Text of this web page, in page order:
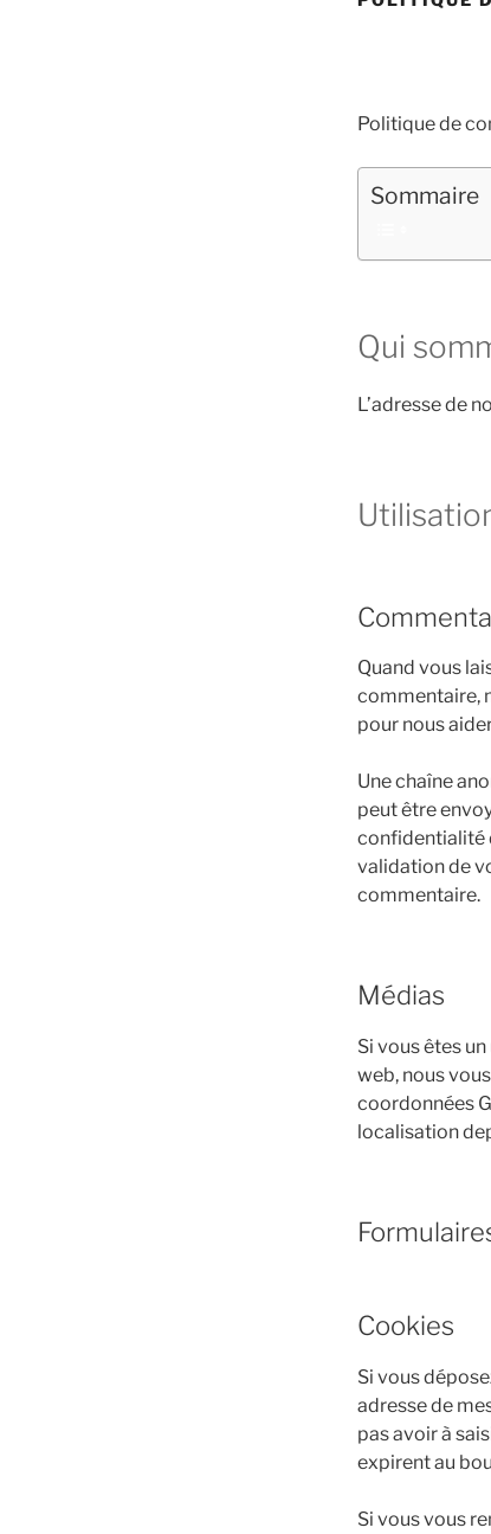
Politique de
Sommaire
Qui
L’adresse de
Quand vous
commentaire,
pour nous
Une chaîne
peut être
confidentialité
validation de
commentaire.
Médias
Si vous êtes
web, nous
coordonnées
localisation
Cookies
Si vous
adresse de
pas avoir à
expirent au
Si vous vous